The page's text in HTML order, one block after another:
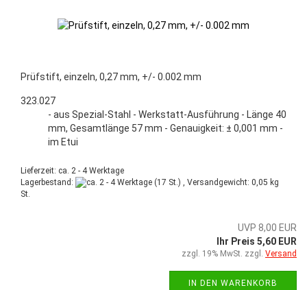
Prüfstift, einzeln, 0,27 mm, +/- 0.002 mm
323.027
- aus Spezial-Stahl - Werkstatt-Ausführung - Länge 40
mm, Gesamtlänge 57 mm - Genauigkeit: ± 0,001 mm -
im Etui
Lieferzeit: ca. 2 - 4 Werktage
Lagerbestand:
(17 St.) , Versandgewicht: 0,05 kg
St.
UVP 8,00 EUR
Ihr Preis 5,60 EUR
zzgl. 19% MwSt. zzgl. Versand
IN DEN WARENKORB